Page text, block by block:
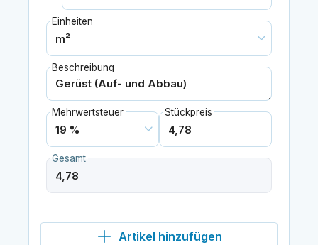
Einheiten
Beschreibung
Mehrwertsteuer Stückpreis
Gesamt
Artikel hinzufügen